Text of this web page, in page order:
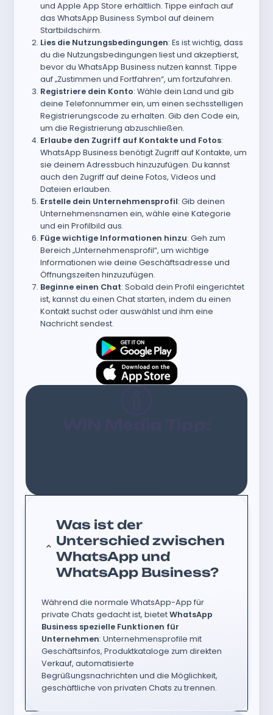
und Apple App Store erhältlich. Tippe einfach auf
das WhatsApp Business Symbol auf deinem
Startbildschirm.
Lies die Nutzungsbedingungen: Es ist wichtig, dass
du die Nutzungsbedingungen liest und akzeptierst,
bevor du WhatsApp Business nutzen kannst. Tippe
auf „Zustimmen und Fortfahren“, um fortzufahren.
Registriere dein Konto: Wähle dein Land und gib
deine Telefonnummer ein, um einen sechsstelligen
Registrierungscode zu erhalten. Gib den Code ein,
um die Registrierung abzuschließen.
Erlaube den Zugriff auf Kontakte und Fotos:
WhatsApp Business benötigt Zugriff auf Kontakte, um
sie deinem Adressbuch hinzuzufügen. Du kannst
auch den Zugriff auf deine Fotos, Videos und
Dateien erlauben.
Erstelle dein Unternehmensprofil: Gib deinen
Unternehmensnamen ein, wähle eine Kategorie
und ein Profilbild aus.
Füge wichtige Informationen hinzu: Geh zum
Bereich „Unternehmensprofil“, um wichtige
Informationen wie deine Geschäftsadresse und
Öffnungszeiten hinzuzufügen.
Beginne einen Chat: Sobald dein Profil eingerichtet
ist, kannst du einen Chat starten, indem du einen
Kontakt suchst oder auswählst und ihm eine
Nachricht sendest.
Was ist der
Unterschied zwischen
WhatsApp und
WhatsApp Business?
Während die normale WhatsApp-App für
private Chats gedacht ist, bietetWhatsApp
Business spezielle Funktionen für
Unternehmen: Unternehmensprofile mit
Geschäftsinfos, Produktkataloge zum direkten
Verkauf, automatisierte
Begrüßungsnachrichten und die Möglichkeit,
geschäftliche von privaten Chats zu trennen.